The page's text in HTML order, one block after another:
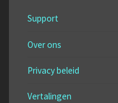
Support
Over ons
Privacy beleid
Vertalingen